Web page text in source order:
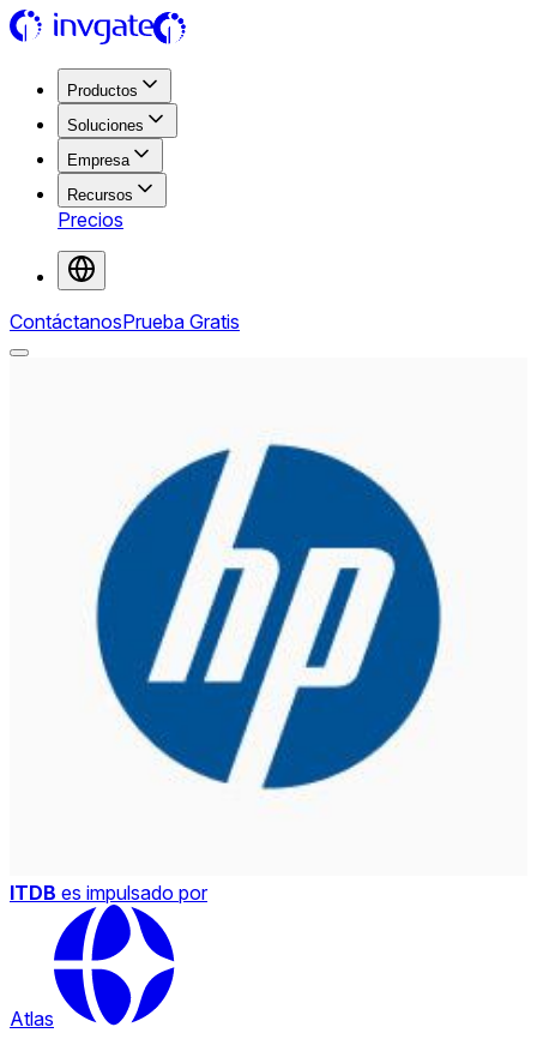
Productos
Soluciones
Empresa
Recursos
Precios
ContáctanosPrueba Gratis
ITDB es impulsado por
Atlas